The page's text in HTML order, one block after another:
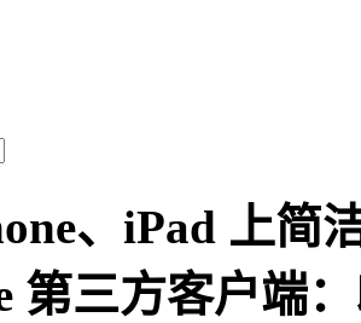
、iPad 上简
第三方客户端